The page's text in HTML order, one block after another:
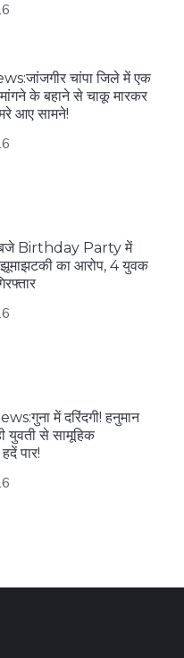
चांपा जिले में एक
मांगने के बहाने से चाकू मारकर
आए सामने!
बजे Birthday Party में
झूमाझटकी का आरोप, 4 युवक
में दरिंदगी! हनुमान
युवती से सामूहिक
हदें पार!